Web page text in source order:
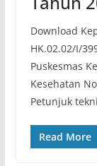
Download
HK.02.02/I/
Puskesmas
Kesehatan
Petunjuk
Read More